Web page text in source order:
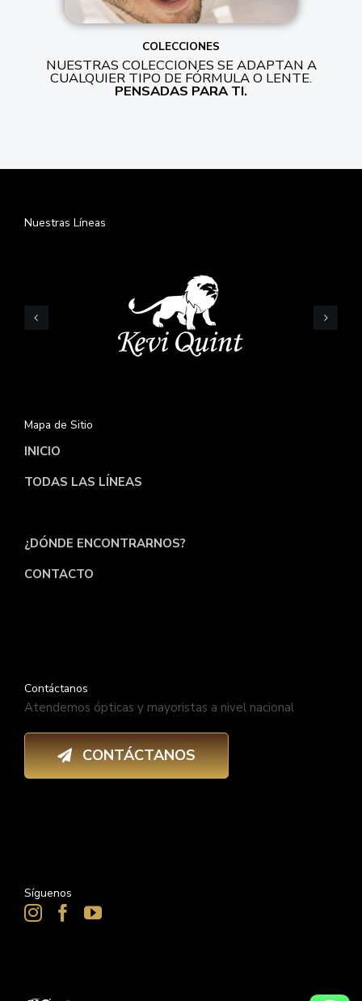
COLECCIONES
NUESTRAS COLECCIONES SE ADAPTAN A
CUALQUIER TIPO DE FÓRMULA O LENTE.
PENSADAS PARA TI.
Nuestras Líneas
Mapa de Sitio
INICIO
TODAS LAS LÍNEAS
¿DÓNDE ENCONTRARNOS?
CONTACTO
Contáctanos
Atendemos ópticas y mayoristas a nivel nacional
CONTÁCTANOS
Síguenos